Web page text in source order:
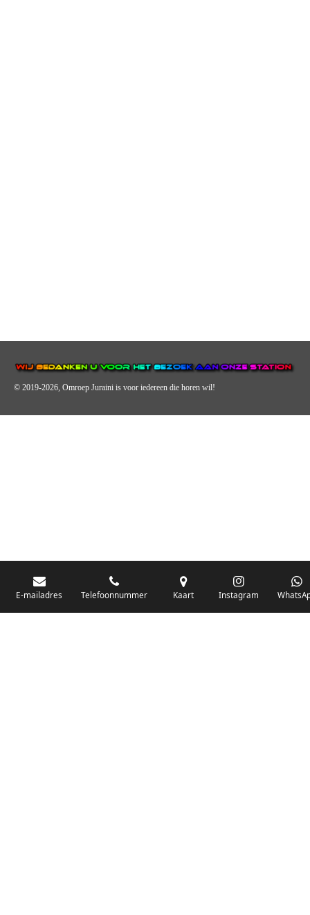
© 2019-2026, Omroep Juraini is voor iedereen die horen wil!
E-mailadres Telefoonnummer Kaart Instagram
vooral urban muziek als non-stop.
Wij brengen het nieuws uit de streek via radio en online. Via de website en